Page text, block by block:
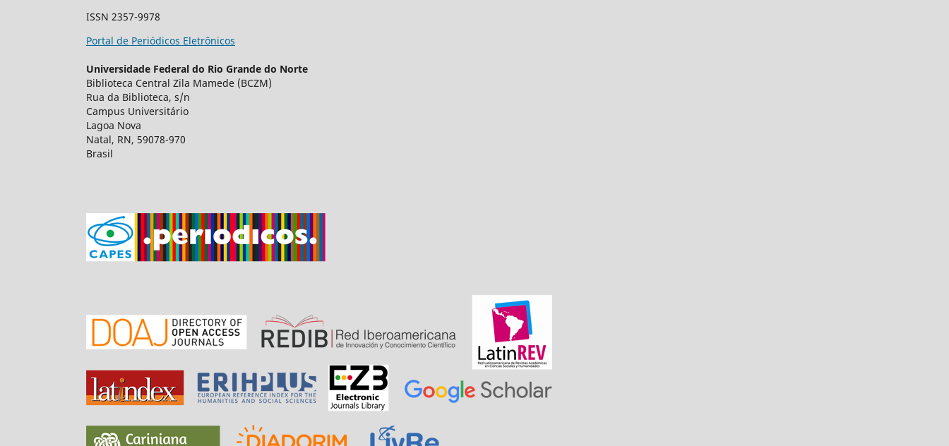
ISSN 2357-9978
Portal de Periódicos Eletrônicos
Universidade Federal do Rio Grande do Norte
Biblioteca Central Zila Mamede (BCZM)
Rua da Biblioteca, s/n
Campus Universitário
Lagoa Nova
Natal, RN, 59078-970
Brasil